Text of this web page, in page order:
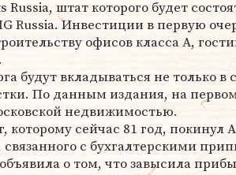
Russia, штат которого будет
Russia. Инвестиции в первую
офисов класса А,
будут вкладываться не только в
По данным издания, на
недвижимостью.
которому сейчас 81 год, покинул
с бухгалтерскими
о том, что завысила